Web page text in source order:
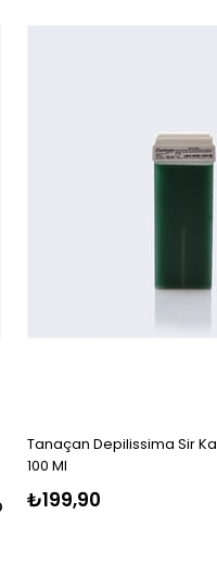
Tanaçan Depilissima Sir
100 Ml
₺199,90